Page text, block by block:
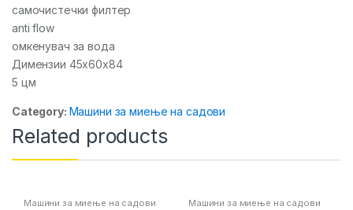
самочистечки филтер
anti flow
омкенувач за вода
Димензии 45x60x84
5 цм
Category: Машини за миење на садови
Related products
Машини за миење на садови Машини за миење на садови